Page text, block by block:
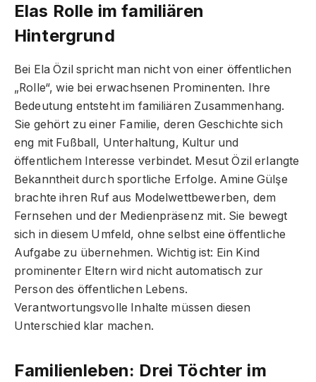
Elas Rolle im familiären
Hintergrund
Bei Ela Özil spricht man nicht von einer öffentlichen
„Rolle“, wie bei erwachsenen Prominenten. Ihre
Bedeutung entsteht im familiären Zusammenhang.
Sie gehört zu einer Familie, deren Geschichte sich
eng mit Fußball, Unterhaltung, Kultur und
öffentlichem Interesse verbindet. Mesut Özil erlangte
Bekanntheit durch sportliche Erfolge. Amine Gülşe
brachte ihren Ruf aus Modelwettbewerben, dem
Fernsehen und der Medienpräsenz mit. Sie bewegt
sich in diesem Umfeld, ohne selbst eine öffentliche
Aufgabe zu übernehmen. Wichtig ist: Ein Kind
prominenter Eltern wird nicht automatisch zur
Person des öffentlichen Lebens.
Verantwortungsvolle Inhalte müssen diesen
Unterschied klar machen.
Familienleben: Drei Töchter im